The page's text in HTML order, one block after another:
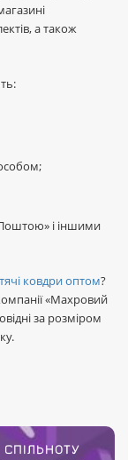
а також
і іншими
ковдри оптом?
«Махровий
за розміром